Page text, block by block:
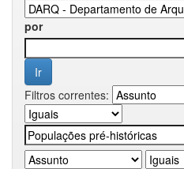
por
Filtros correntes: